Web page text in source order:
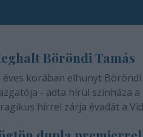
Böröndi Tamás
éves korában elhunyt Böröndi
- adta hírül színháza a
hírrel zárja évadát a